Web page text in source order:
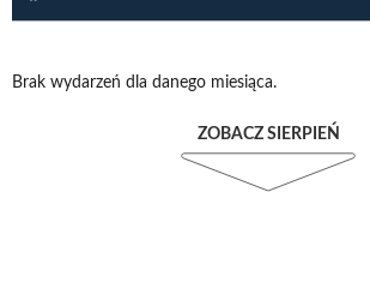
Brak wydarzeń dla danego miesiąca.
ZOBACZ SIERPIEŃ